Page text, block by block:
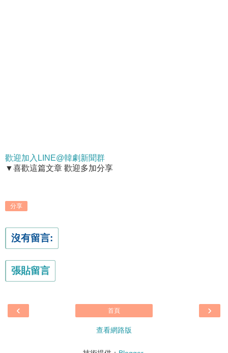
歡迎加入LINE@韓劇新聞群
▼喜歡這篇文章 歡迎多加分享
分享
沒有留言:
張貼留言
‹ ›
首頁
查看網路版